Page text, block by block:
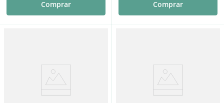
Comprar Comprar